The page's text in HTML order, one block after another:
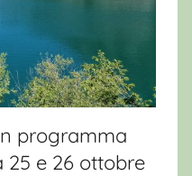
programma
25 e 26 ottobre